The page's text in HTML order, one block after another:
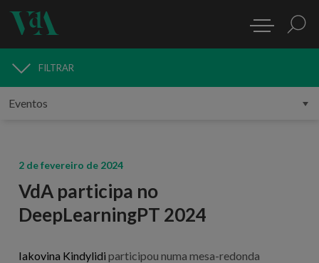
MEDIA
FILTRAR
2 de fevereiro de 2024
VdA participa no
DeepLearningPT 2024
Iakovina Kindylidi participou numa mesa-redonda